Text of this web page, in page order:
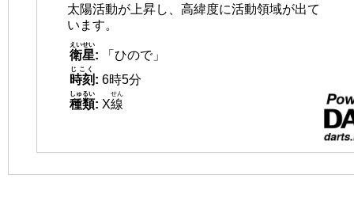
太陽活動が上昇し、高緯度に活動領域が出て
います。
衛星
えいせい
:
「ひので」
時刻
じこく
: 6時5分
種類
しゅるい
: X線
せん